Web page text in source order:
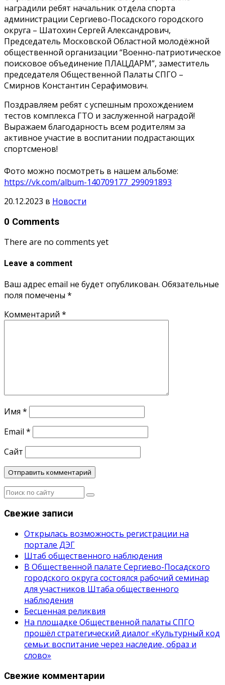
наградили ребят начальник отдела спорта
администрации Сергиево-Посадского городского
округа – Шатохин Сергей Александрович,
Председатель Московской Областной молодёжной
общественной организации “Военно-патриотическое
поисковое объединение ПЛАЦДАРМ”, заместитель
председателя Общественной Палаты СПГО –
Смирнов Константин Серафимович.
Поздравляем ребят с успешным прохождением
тестов комплекса ГТО и заслуженной наградой!
Выражаем благодарность всем родителям за
активное участие в воспитании подрастающих
спортсменов!
Фото можно посмотреть в нашем альбоме:
https://vk.com/album-140709177_299091893
20.12.2023 в Новости
0 Comments
There are no comments yet
Leave a comment
Ваш адрес email не будет опубликован. Обязательные
поля помечены *
Комментарий *
Имя *
Email *
Сайт
Свежие записи
Открылась возможность регистрации на
портале ДЭГ
Штаб общественного наблюдения
В Общественной палате Сергиево-Посадского
городского округа состоялся рабочий семинар
для участников Штаба общественного
наблюдения
Бесценная реликвия
На площадке Общественной палаты СПГО
прошёл стратегический диалог «Культурный код
семьи: воспитание через наследие, образ и
слово»
Свежие комментарии